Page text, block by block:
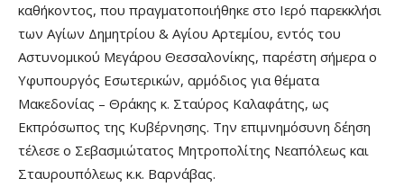
καθήκοντος, που πραγματοποιήθηκε στο Ιερό παρεκκλήσι
των Αγίων Δημητρίου & Αγίου Αρτεμίου, εντός του
Αστυνομικού Μεγάρου Θεσσαλονίκης, παρέστη σήμερα ο
Υφυπουργός Εσωτερικών, αρμόδιος για θέματα
Μακεδονίας – Θράκης κ. Σταύρος Καλαφάτης, ως
Εκπρόσωπος της Κυβέρνησης. Την επιμνημόσυνη δέηση
τέλεσε ο Σεβασμιώτατος Μητροπολίτης Νεαπόλεως και
Σταυρουπόλεως κ.κ. Βαρνάβας.